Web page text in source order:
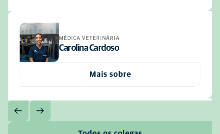
MÉDICA VETERINÁRIA
Carolina Cardoso
Mais sobre